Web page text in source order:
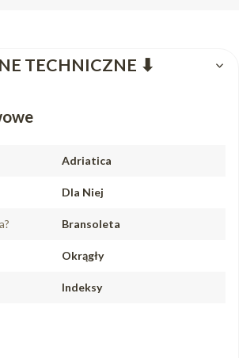
TECHNICZNE ⬇
Adriatica
Dla Niej
Bransoleta
Okrągły
Indeksy